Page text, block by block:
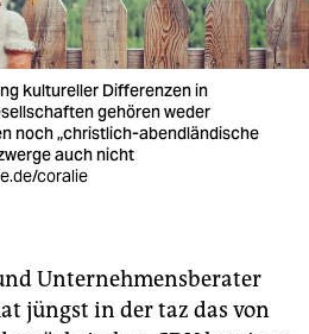
kultureller Differenzen in
gehören weder
noch „christlich-abendländische
auch nicht
coralie
Unternehmensberater
jüngst in der taz das von